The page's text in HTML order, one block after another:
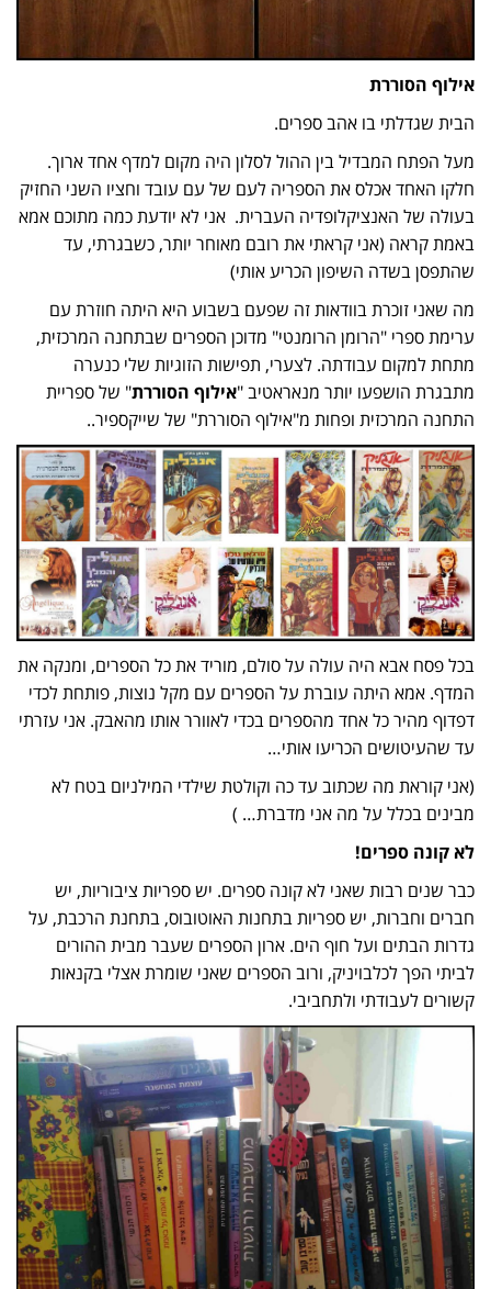
אילוף הסוררת
הבית שגדלתי בו אהב ספרים.
מעל הפתח המבדיל בין ההול לסלון היה מקום למדף אחד ארוך.
חלקו האחד אכלס את הספריה לעם של עם עובד וחציו השני החזיק
בעולה של האנציקלופדיה העברית. אני לא יודעת כמה מתוכם אמא
באמת קראה (אני קראתי את רובם מאוחר יותר, כשבגרתי, עד
שהתפסן בשדה השיפון הכריע אותי)
מה שאני זוכרת בוודאות זה שפעם בשבוע היא היתה חוזרת עם
ערימת ספרי "הרומן הרומנטי" מדוכן הספרים שבתחנה המרכזית,
מתחת למקום עבודתה. לצערי, תפישות הזוגיות שלי כנערה
מתבגרת הושפעו יותר מנאראטיב "אילוף הסוררת" של ספריית
התחנה המרכזית ופחות מ"אילוף הסוררת" של שייקספיר..
בכל פסח אבא היה עולה על סולם, מוריד את כל הספרים, ומנקה את
המדף. אמא היתה עוברת על הספרים עם מקל נוצות, פותחת לכדי
דפדוף מהיר כל אחד מהספרים בכדי לאוורר אותו מהאבק. אני עזרתי
עד שהעיטושים הכריעו אותי…
(אני קוראת מה שכתוב עד כה וקולטת שילדי המילניום בטח לא
מבינים בכלל על מה אני מדברת… )
לא קונה ספרים!
כבר שנים רבות שאני לא קונה ספרים. יש ספריות ציבוריות, יש
חברים וחברות, יש ספריות בתחנות האוטובוס, בתחנת הרכבת, על
גדרות הבתים ועל חוף הים. ארון הספרים שעבר מבית ההורים
לביתי הפך לכלבויניק, ורוב הספרים שאני שומרת אצלי בקנאות
קשורים לעבודתי ולתחביבי.